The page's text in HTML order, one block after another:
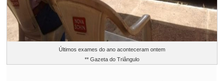
Últimos exames do ano aconteceram ontem
** Gazeta do Triângulo